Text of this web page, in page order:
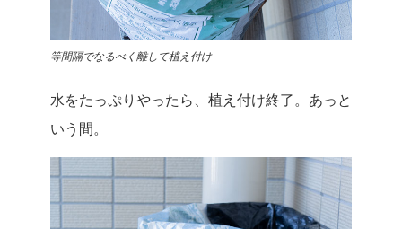
等間隔でなるべく離して植え付け
水をたっぷりやったら、植え付け終了。あっと
いう間。